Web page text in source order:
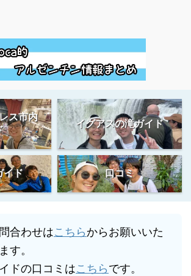
ス市内
イグアスの滝ガイド
イド 口コミ
合わせはこちらからお願いいた
す。
ドの口コミはこちらです。